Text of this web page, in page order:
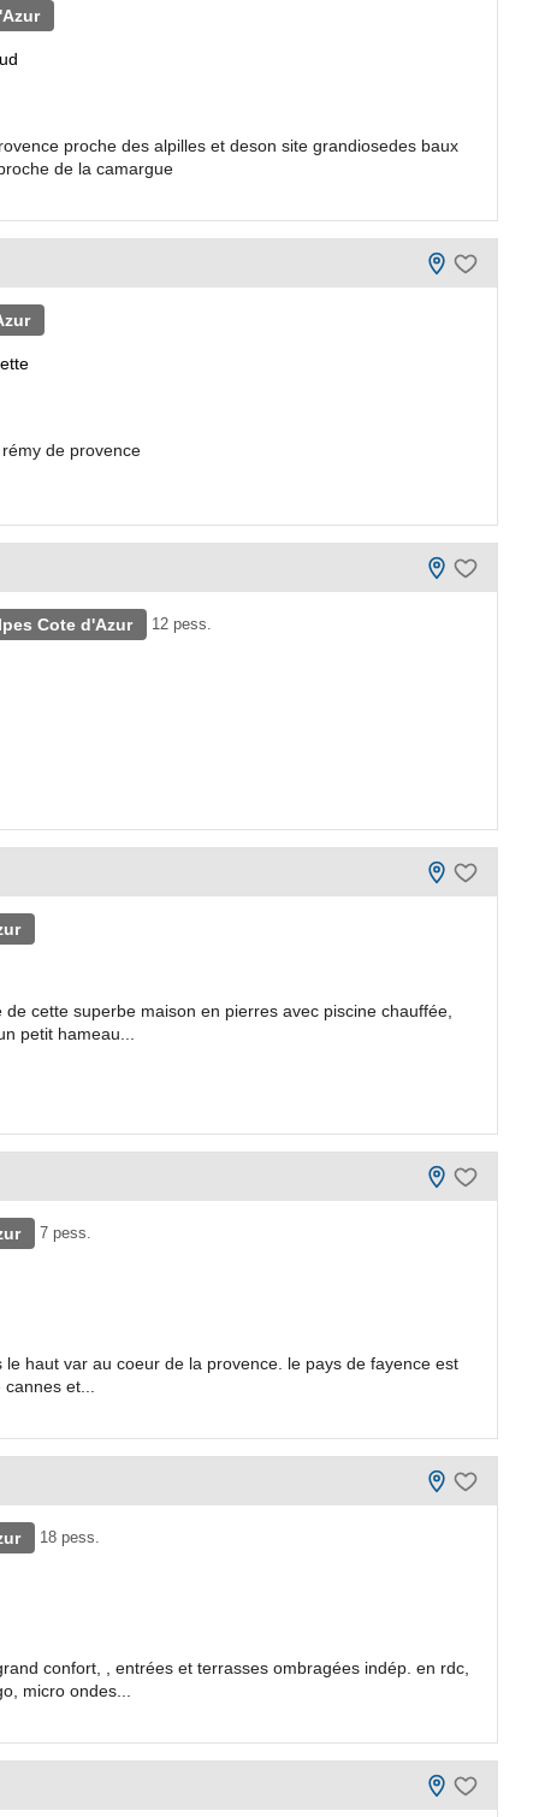
proche des alpilles et deson site grandiosedes baux
de la camargue
de provence
Cote d'Azur 12 pess.
cette superbe maison en pierres avec piscine chauffée,
petit hameau...
7 pess.
haut var au coeur de la provence. le pays de fayence est
et...
18 pess.
confort, , entrées et terrasses ombragées indép. en rdc,
micro ondes...